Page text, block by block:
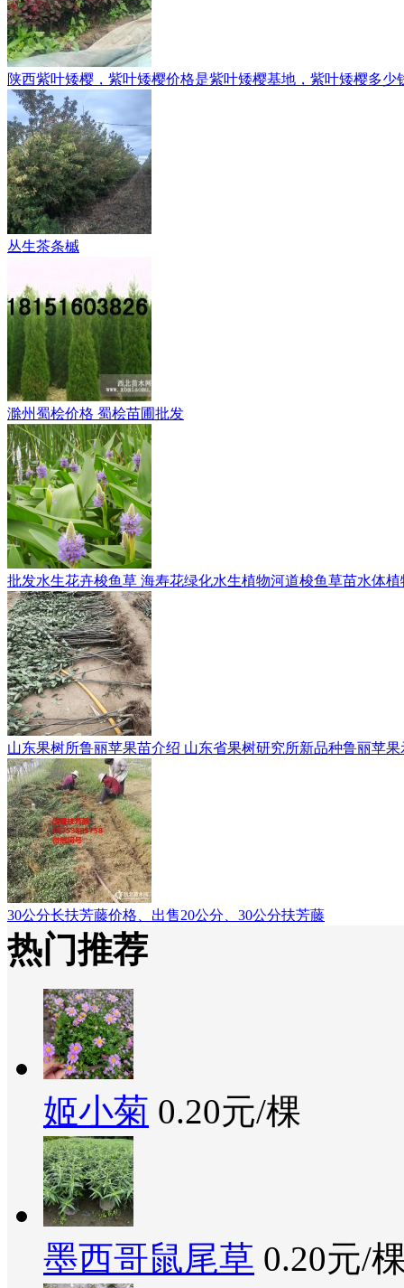
陕西紫叶矮樱，紫叶矮樱价格是紫叶矮樱基地，紫叶矮樱多少
丛生茶条槭
滁州蜀桧价格 蜀桧苗圃批发
批发水生花卉梭鱼草 海寿花绿化水生植物河道梭鱼草苗水体植
山东果树所鲁丽苹果苗介绍 山东省果树研究所新品种鲁丽苹
30公分长扶芳藤价格、出售20公分、30公分扶芳藤
热门推荐
姬小菊 0.20元/棵
墨西哥鼠尾草 0.20元/